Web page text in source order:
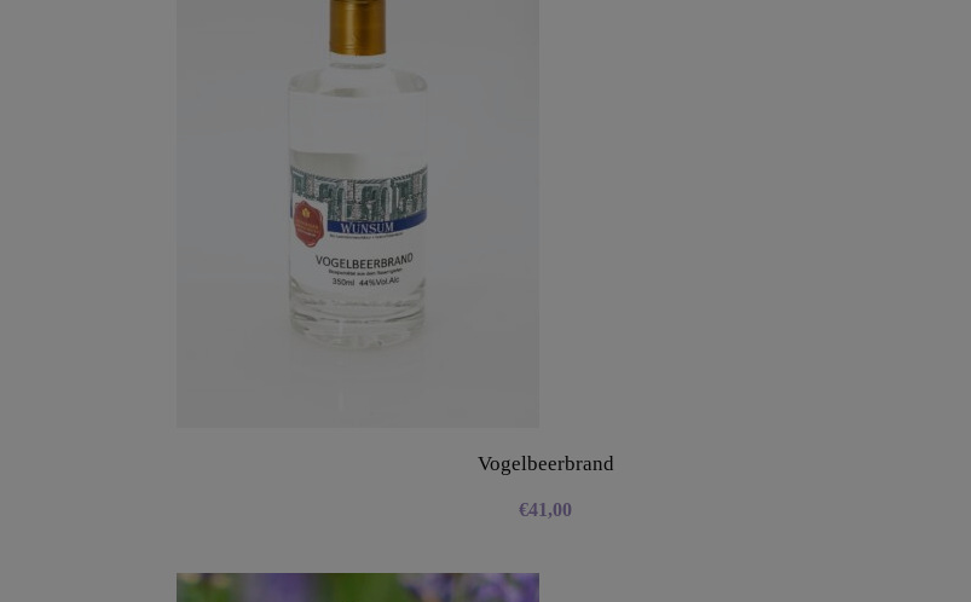
Vogelbeerbrand
€41,00